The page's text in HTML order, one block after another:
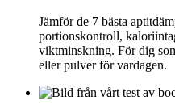
Jämför de 7 bästa
portionskontroll,
viktminskning. För dig
eller pulver för vardagen.